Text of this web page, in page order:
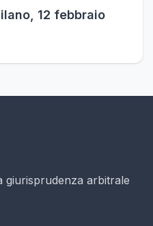
12 febbraio
arbitrale